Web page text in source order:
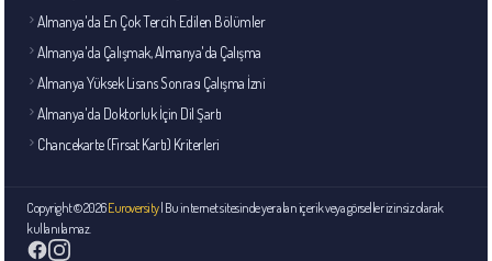
Almanya'da En Çok Tercih Edilen Bölümler
Almanya'da Çalışmak, Almanya'da Çalışma
Almanya Yüksek Lisans Sonrası Çalışma İzni
Almanya'da Doktorluk İçin Dil Şartı
Chancekarte (Fırsat Kartı) Kriterleri
Copyright ©2026Euroversity| Bu internet sitesinde yer alan içerik veya görseller izinsiz olarak
kullanılamaz.